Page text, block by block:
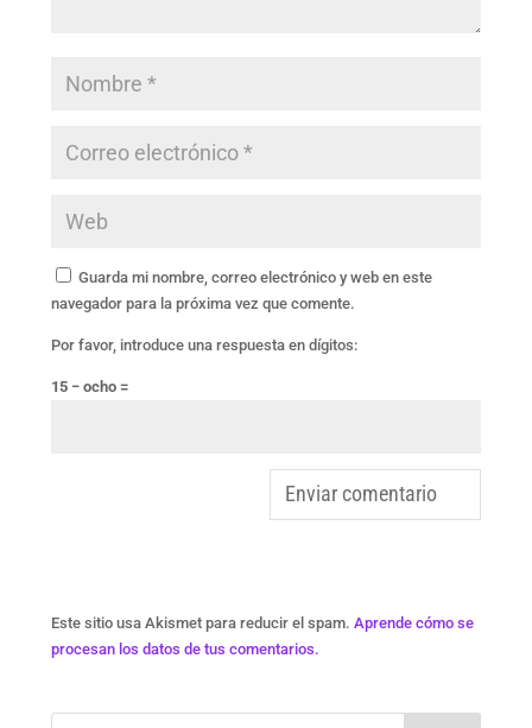
Guarda mi nombre, correo electrónico y web en este
navegador para la próxima vez que comente.
Por favor, introduce una respuesta en dígitos:
15 − ocho =
Este sitio usa Akismet para reducir el spam. Aprende cómo se
procesan los datos de tus comentarios.